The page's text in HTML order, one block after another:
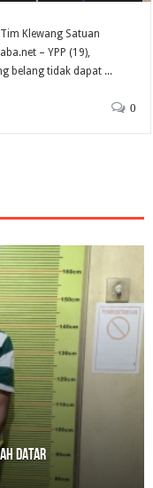
Klewang Satuan
– YPP (19),
belang tidak dapat ...
0
Datar